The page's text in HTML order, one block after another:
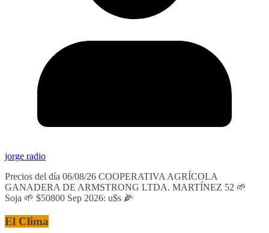
jorge radio
Precios del día 06/08/26 COOPERATIVA AGRÍCOLA
GANADERA DE ARMSTRONG LTDA. MARTÍNEZ 52 🌱
Soja 🌱 $50800 Sep 2026: u$s 🌽
El Clima